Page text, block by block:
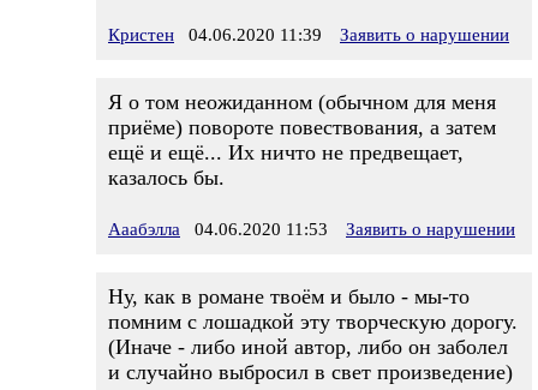
Кристен 04.06.2020 11:39 Заявить о нарушении
Я о том неожиданном (обычном для меня
приёме) повороте повествования, а затем
ещё и ещё... Их ничто не предвещает,
казалось бы.
Ааабэлла 04.06.2020 11:53 Заявить о нарушении
Ну, как в романе твоём и было - мы-то
помним с лошадкой эту творческую дорогу.
(Иначе - либо иной автор, либо он заболел
и случайно выбросил в свет произведение)